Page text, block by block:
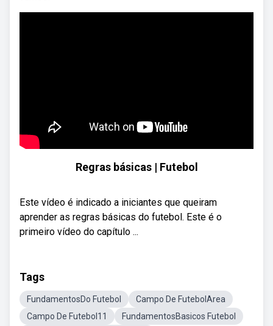
Regras básicas | Futebol
Este vídeo é indicado a iniciantes que queiram
aprender as regras básicas do futebol. Este é o
primeiro vídeo do capítulo ...
Tags
FundamentosDo Futebol
Campo De FutebolArea
Campo De Futebol11
FundamentosBasicos Futebol